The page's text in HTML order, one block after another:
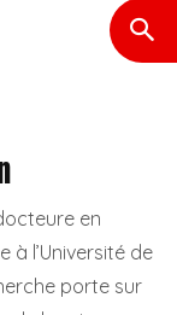
en
à l’Université de
porte sur